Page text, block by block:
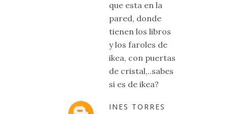
que esta en la
pared, donde
tienen los libros
y los faroles de
ikea, con puertas
de cristal,..sabes
si es de ikea?
INES TORRES